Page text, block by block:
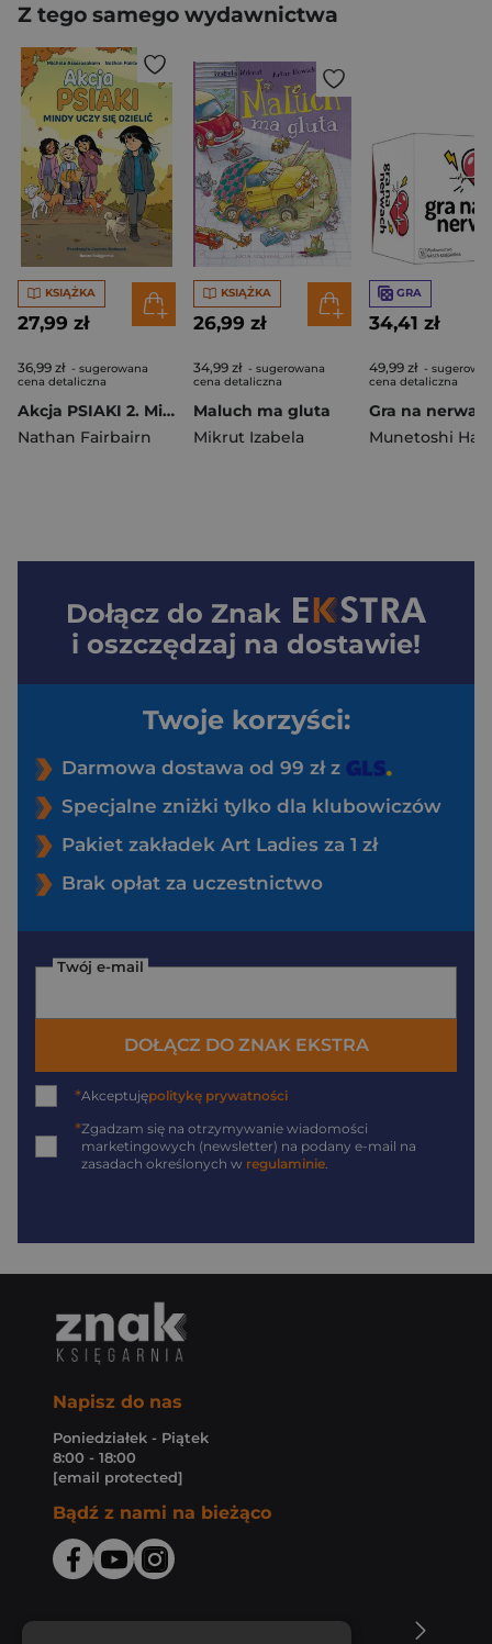
Z tego samego wydawnictwa
KSIĄŻKA
27,99 zł
36,99 zł - sugerowana
cena detaliczna
Akcja PSIAKI 2. Mindy uczy się dzielić
Nathan Fairbairn
KSIĄŻKA
26,99 zł
34,99 zł - sugerowana
cena detaliczna
Maluch ma gluta
Mikrut Izabela
GRA
34,41 zł
49,99 zł -
cena detaliczna
Gra na
Munetoshi
Dołącz do Znak
i oszczędzaj na dostawie!
Twoje korzyści:
Darmowa dostawa od 99 zł z
Specjalne zniżki tylko dla klubowiczów
Pakiet zakładek Art Ladies za 1 zł
Brak opłat za uczestnictwo
Twój e-mail
DOŁĄCZ DO ZNAK EKSTRA
*Akceptujępolitykę prywatności
*Zgadzam się na otrzymywanie wiadomości
marketingowych (newsletter) na podany e-mail na
zasadach określonych w regulaminie
Napisz do nas
Poniedziałek - Piątek
8:00 - 18:00
[email protected]
Bądź z nami na bieżąco